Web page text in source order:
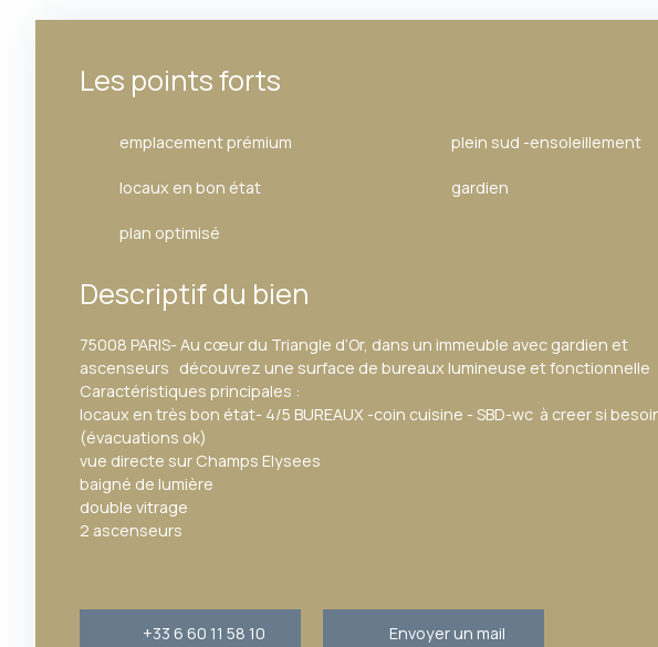
Les points forts
emplacement prémium plein sud -ensoleillement
locaux en bon état gardien
plan optimisé
Descriptif du bien
75008 PARIS- Au cœur du Triangle d’Or, dans un immeuble avec gardien et
ascenseurs découvrez une surface de bureaux lumineuse et fonctionnelle
Caractéristiques principales :
locaux en très bon état- 4/5 BUREAUX -coin cuisine - SBD-wc à creer si
(évacuations ok)
vue directe sur Champs Elysees
baigné de lumière
double vitrage
2 ascenseurs
+33 6 60 11 58 10 Envoyer un mail